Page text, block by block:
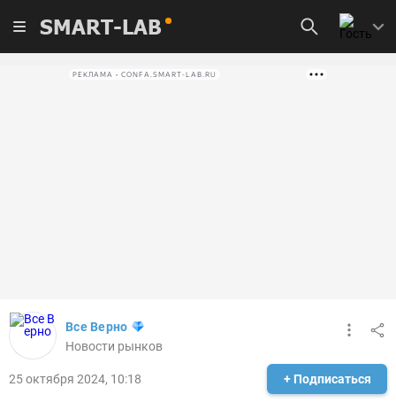
SMART-LAB
РЕКЛАМА • CONFA.SMART-LAB.RU
Все Верно
Новости рынков
25 октября 2024, 10:18 + Подписаться